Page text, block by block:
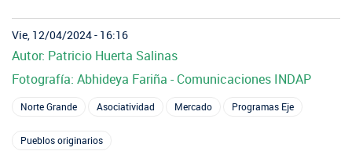
Consultores de Riego
Registro nacional SIRSD-S
Sustentabilidad de los suelos SIRSD-S
Programa Desarrollo Inversiones - PDI
Programa desarrollo local - Prodesal
Expomundorural
Turismo Rural
Tarapacá
Antofagasta
Atacama
Coquimbo
Maule
Los
Noticias
Podcast
Fotografías
Nuestras Redes sociales
+56 2 2303 8000
Vie, 12/04/2024 - 16:16
Autor: Patricio Huerta Salinas
Fotografía: Abhideya Fariña - Comunicaciones INDAP
Norte Grande Asociatividad Mercado Programas Eje
Pueblos originarios